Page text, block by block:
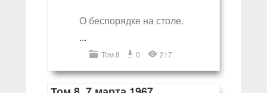
О беспорядке на столе.
...
Том 8 0 217